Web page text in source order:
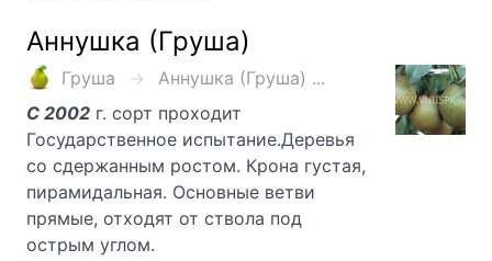
Аннушка (Груша)
Груша
Аннушка (Груша) ...
С 2002 г. сорт проходит
Государственное испытание.Деревья
со сдержанным ростом. Крона густая,
пирамидальная. Основные ветви
прямые, отходят от ствола под
острым углом.